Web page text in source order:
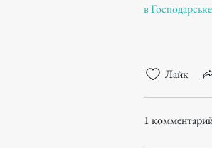
в
Лайк
1